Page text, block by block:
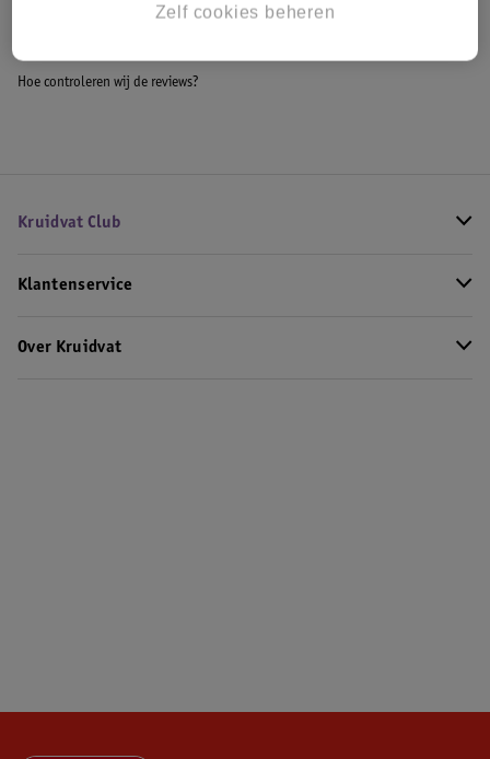
Hoe controleren wij de reviews?
Kruidvat Club
Klantenservice
Over Kruidvat
Zelf cookies beheren